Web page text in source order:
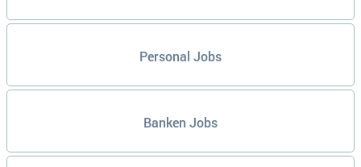
Personal Jobs
Banken Jobs